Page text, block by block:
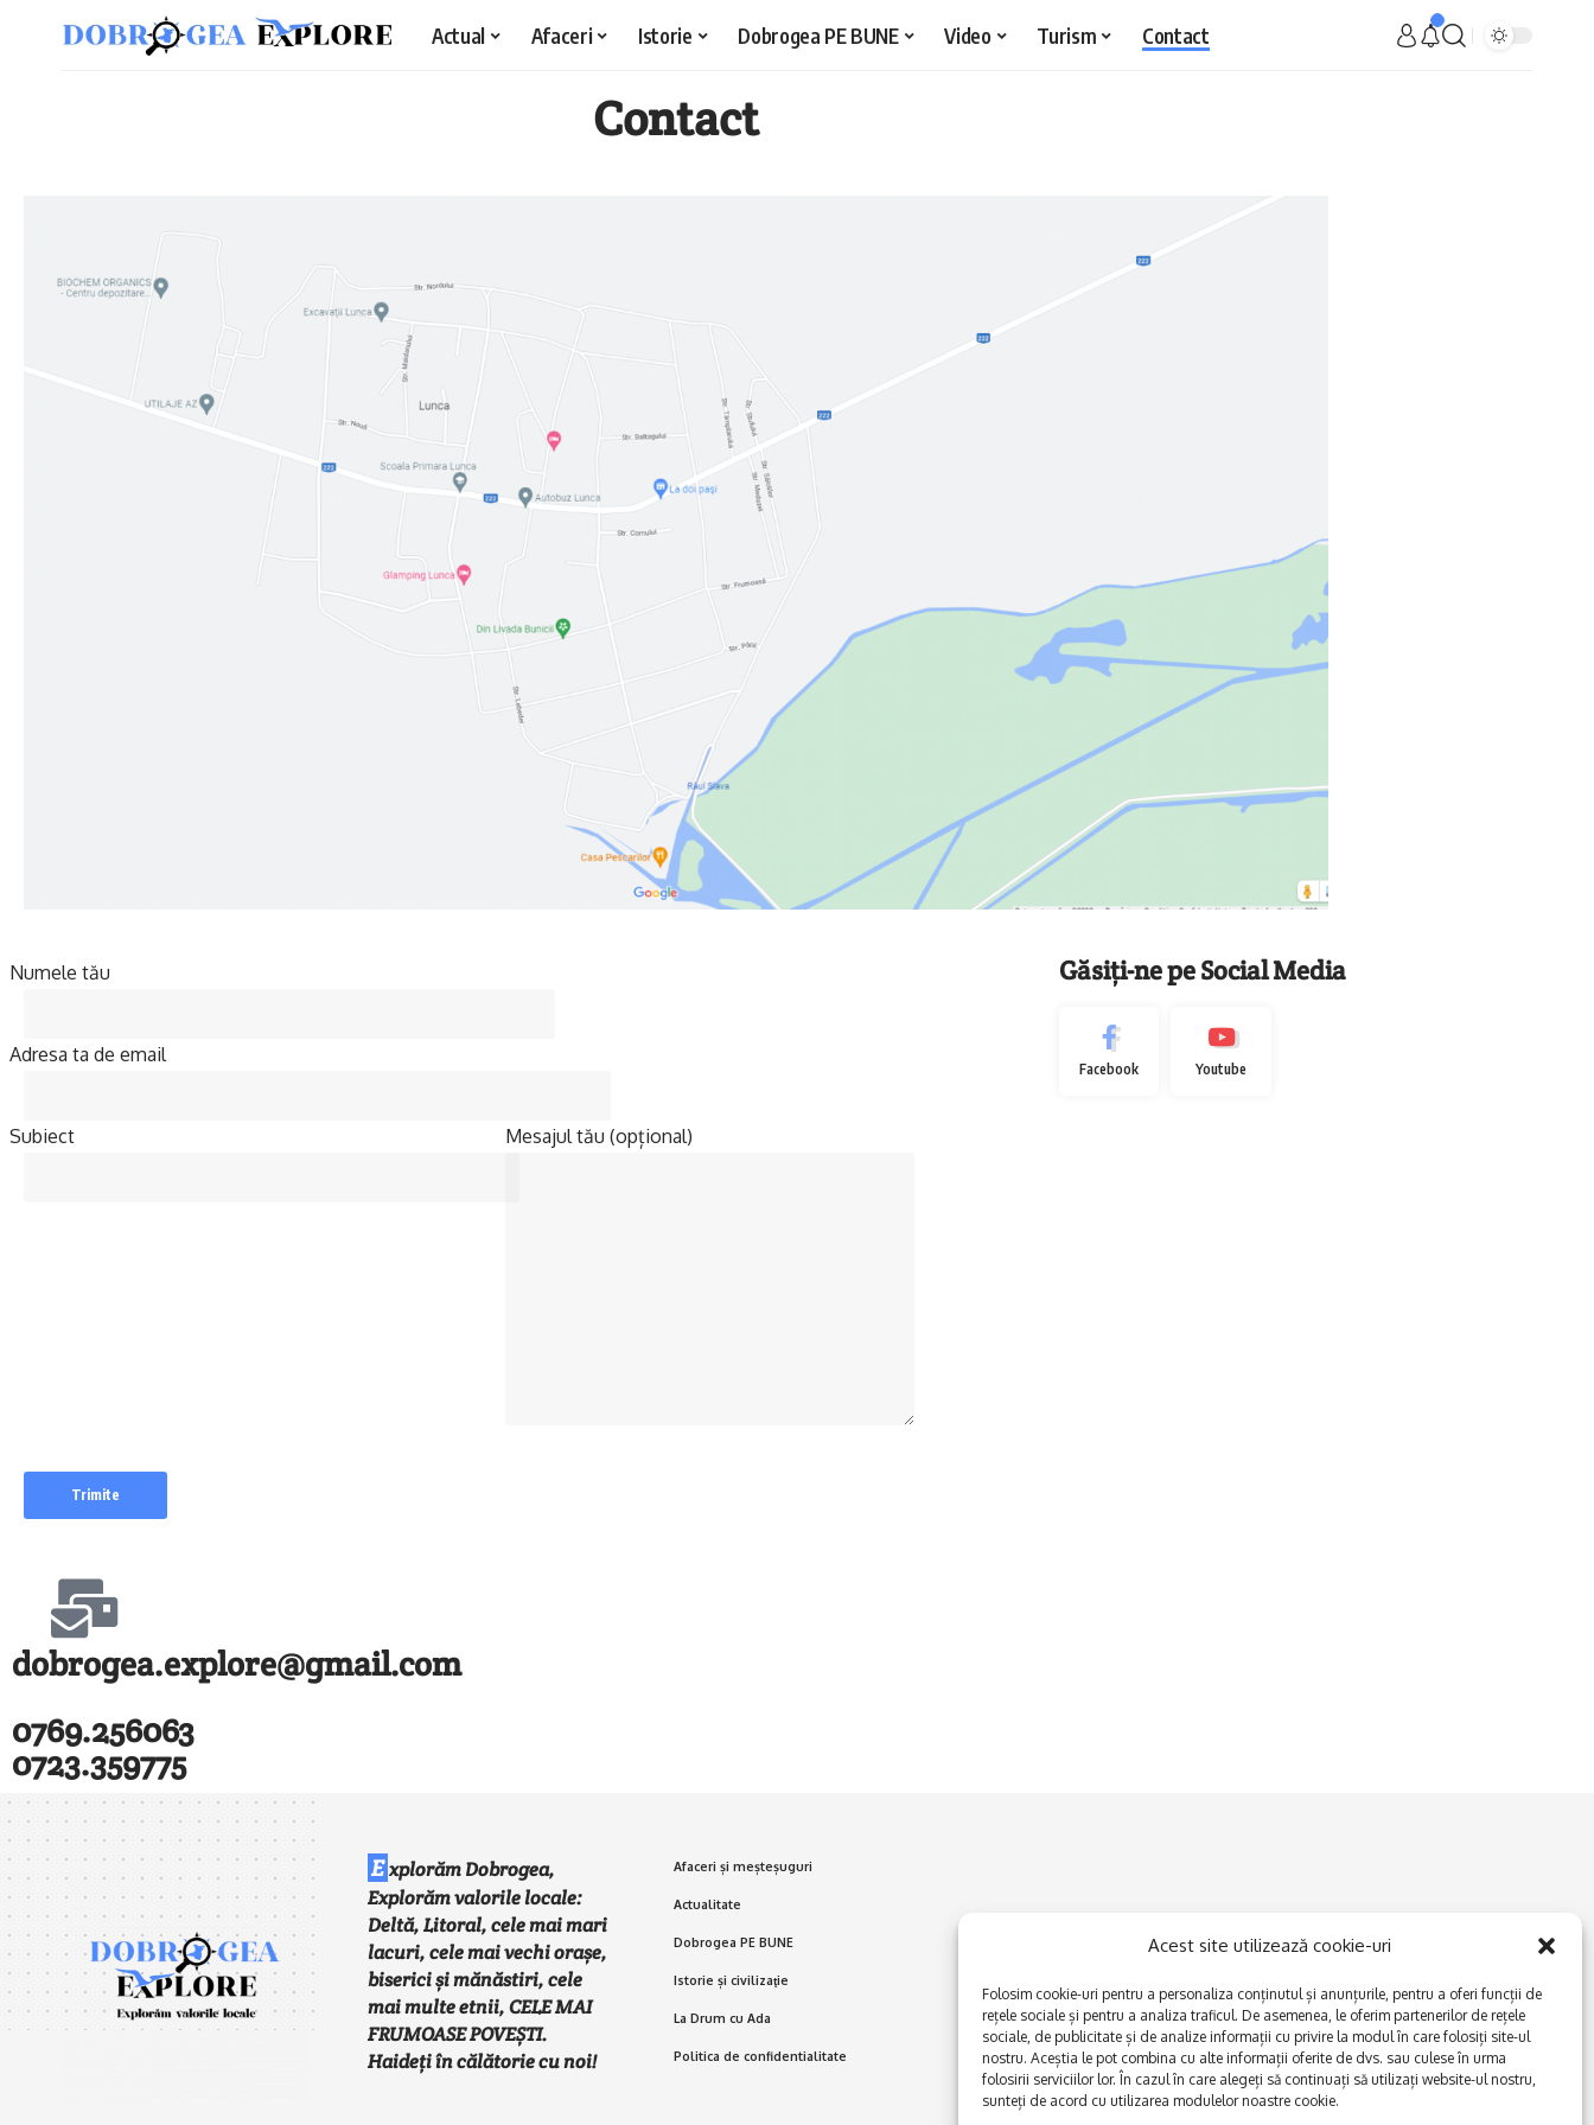
Acest site utilizează cookie-uri
Folosim cookie-uri pentru a personaliza conținutul și anunțurile, pentru a oferi funcții de
rețele sociale și pentru a analiza traficul. De asemenea, le oferim partenerilor de rețele
sociale, de publicitate și de analize informații cu privire la modul în care folosiți site-ul
nostru. Aceștia le pot combina cu alte informații oferite de dvs. sau culese în urma
folosirii serviciilor lor. În cazul în care alegeți să continuați să utilizați website-ul nostru,
sunteți de acord cu utilizarea modulelor noastre cookie.
Actual Afaceri Istorie Dobrogea PE BUNE Video Turism Contact
Contact
Numele tău
Adresa ta de email
Subiect Mesajul tău (opțional)
Găsiți-ne pe Social Media
Facebook Youtube
dobrogea.explore@gmail.com
0769.256063
0723.359775
Explorăm Dobrogea,
Explorăm valorile locale:
Deltă, Litoral, cele mai mari
lacuri, cele mai vechi orașe,
biserici și mănăstiri, cele
mai multe etnii, CELE MAI
FRUMOASE POVEȘTI.
Haideți în călătorie cu noi!
Afaceri și meșteșuguri
Actualitate
Dobrogea PE BUNE
Istorie și civilizaţie
La Drum cu Ada
Politica de confidentialitate